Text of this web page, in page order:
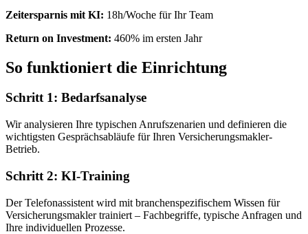
Zeitersparnis mit KI: 18h/Woche für Ihr Team
Return on Investment: 460% im ersten Jahr
So funktioniert die Einrichtung
Schritt 1: Bedarfsanalyse
Wir analysieren Ihre typischen Anrufszenarien und definieren die
wichtigsten Gesprächsabläufe für Ihren Versicherungsmakler-
Betrieb.
Schritt 2: KI-Training
Der Telefonassistent wird mit branchenspezifischem Wissen für
Versicherungsmakler trainiert – Fachbegriffe, typische Anfragen und
Ihre individuellen Prozesse.